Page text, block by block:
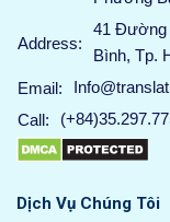
Address:
41 Đường
Bình, Tp.
Email:
Call:
Dịch Vụ Chúng Tôi